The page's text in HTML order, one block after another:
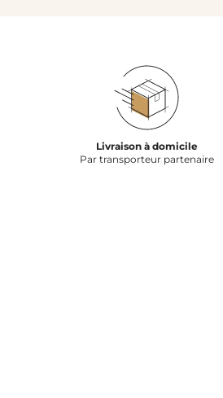
Livraison à domicile
Par transporteur partenaire